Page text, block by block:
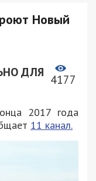
Новый
ДЛЯ 4177
2017 года
11 канал.